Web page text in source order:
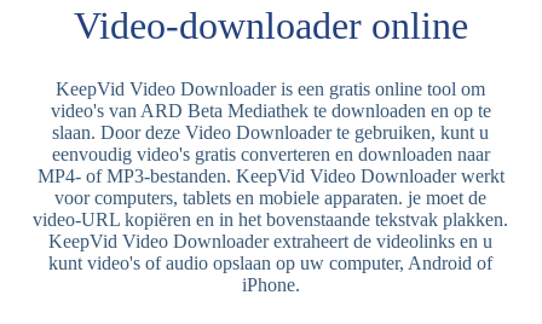
Video-downloader online
KeepVid Video Downloader is een gratis online tool om
video's van ARD Beta Mediathek te downloaden en op te
slaan. Door deze Video Downloader te gebruiken, kunt u
eenvoudig video's gratis converteren en downloaden naar
MP4- of MP3-bestanden. KeepVid Video Downloader werkt
voor computers, tablets en mobiele apparaten. je moet de
video-URL kopiëren en in het bovenstaande tekstvak plakken.
KeepVid Video Downloader extraheert de videolinks en u
kunt video's of audio opslaan op uw computer, Android of
iPhone.